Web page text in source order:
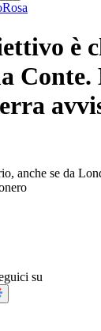
Rosa
è
Conte.
anche se da
su